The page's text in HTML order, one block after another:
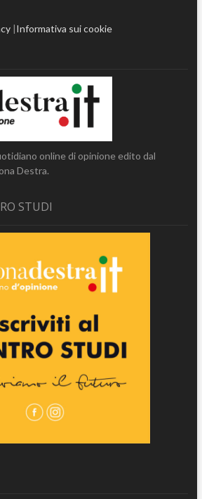
|Informativa sui cookie
online di opinione edito dal
Destra.
STUDI